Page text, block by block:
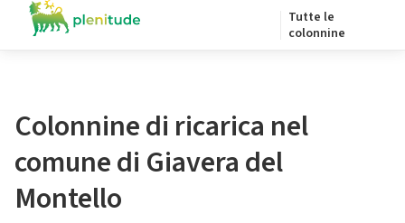
Tutte le
colonnine
Colonnine di ricarica nel
comune di Giavera del
Montello